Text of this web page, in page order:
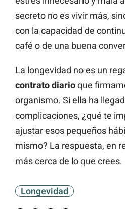
secreto no es vivir más,
con la capacidad de
café o de una buena
La longevidad no es un
contrato diarioque
organismo. Si ella ha
complicaciones, ¿qué te
ajustar esos pequeños
mismo? La respuesta, en
más cerca de lo que crees.
Longevidad